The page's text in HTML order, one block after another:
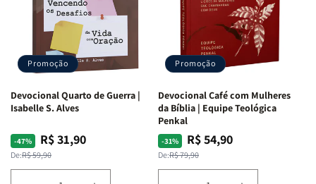
Promoção
Devocional Quarto de Guerra |
Isabelle S. Alves
-47%
Preço
normal
De:R$ 59,90
Preço
promocional
R$ 31,90
Promoção
Devocional Café com Mulheres
da Bíblia | Equipe Teológica
Penkal
-31%
Preço
normal
De:R$ 79,90
Preço
promocional
R$ 54,90